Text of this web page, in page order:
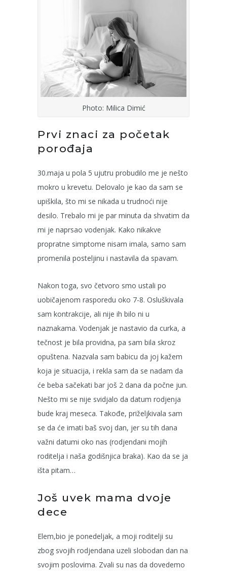
Photo: Milica Dimić
Prvi znaci za početak
porođaja
30.maja u pola 5 ujutru probudilo me je nešto
mokro u krevetu. Delovalo je kao da sam se
upiškila, što mi se nikada u trudnoći nije
desilo. Trebalo mi je par minuta da shvatim da
mi je naprsao vodenjak. Kako nikakve
propratne simptome nisam imala, samo sam
promenila posteljinu i nastavila da spavam.
Nakon toga, svo četvoro smo ustali po
uobičajenom rasporedu oko 7-8. Osluškivala
sam kontrakcije, ali nije ih bilo ni u
naznakama. Vodenjak je nastavio da curka, a
tečnost je bila providna, pa sam bila skroz
opuštena. Nazvala sam babicu da joj kažem
koja je situacija, i rekla sam da se nadam da
će beba sačekati bar još 2 dana da počne jun.
Nešto mi se nije svidjalo da datum rodjenja
bude kraj meseca. Takođe, priželjkivala sam
se da će imati baš svoj dan, jer su tih dana
važni datumi oko nas (rodjendani mojih
roditelja i naša godišnjica braka). Kao da se ja
išta pitam…
Još uvek mama dvoje
dece
Elem,bio je ponedeljak, a moji roditelji su
zbog svojih rodjendana uzeli slobodan dan na
svojim poslovima. Zvali su nas da dovedemo